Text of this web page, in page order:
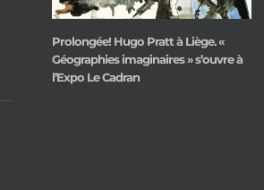
Prolongée! Hugo Pratt à Liège. «
Géographies imaginaires » s’ouvre à
l’Expo Le Cadran